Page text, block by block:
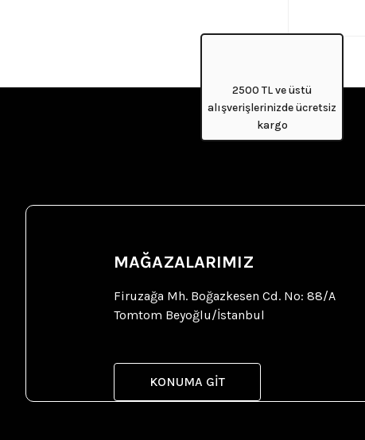
2500 TL ve üstü
alışverişlerinizde ücretsiz
kargo
MAĞAZALARIMIZ
Firuzağa Mh. Boğazkesen Cd. No: 88/A
Tomtom Beyoğlu/İstanbul
KONUMA GİT